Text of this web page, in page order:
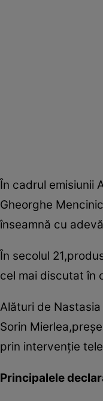
În cadrul emisiunii
Gheorghe
înseamnă cu
În secolul
cel mai discutat în
Alături de
Sorin
prin intervenţie
Principalele